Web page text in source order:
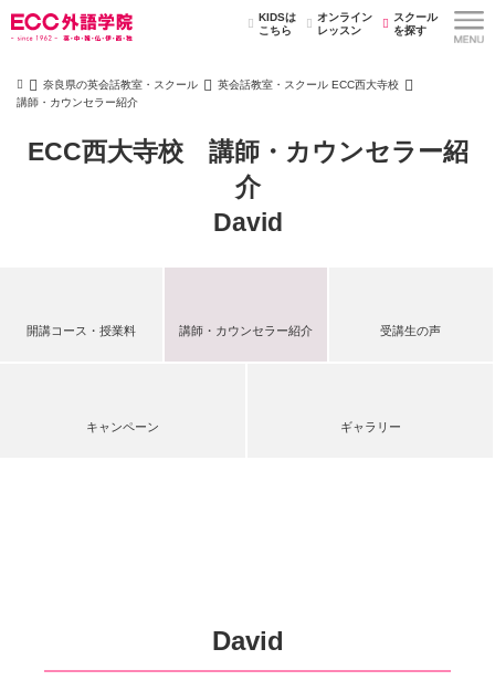
KIDSは
こちら
オンライン
レッスン
スクール
を探す
奈良県の英会話教室・スクール
英会話教室・スクール ECC西大寺校
講師・カウンセラー紹介
ECC西大寺校 講師・カウンセラー紹
介
David
開講コース・授業料 講師・カウンセラー紹介 受講生の声
キャンペーン ギャラリー
David